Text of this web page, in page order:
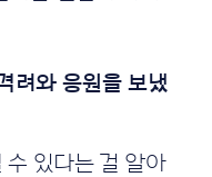
수 있다는 걸 알아